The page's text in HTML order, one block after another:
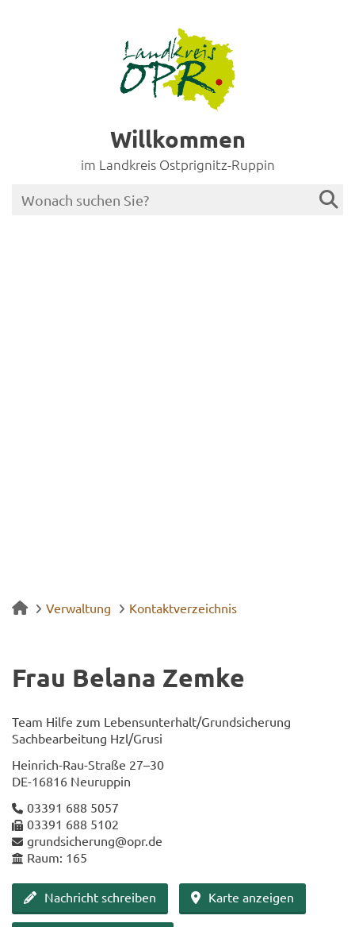
Willkommen
im Landkreis Ostprignitz-Ruppin
Verwaltung Kontaktverzeichnis
Frau Be­la­na Zemke
Team Hilfe zum Le­bens­un­ter­halt/Grund­si­che­rung
Sach­be­ar­bei­tung Hzl/Grusi
Heinrich-​Rau-Straße 27–30
DE-​16816 Neu­rup­pin
03391 688 5057
03391 688 5102
grund­si­che­rung@opr.de
Raum: 165
Nach­richt schrei­ben Karte an­zei­gen